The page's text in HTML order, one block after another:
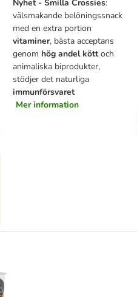
Nyhet - Smilla Crossies:
välsmakande belöningssnack
med en extra portion
vitaminer, bästa acceptans
genom hög andel köttoch
animaliska biprodukter,
stödjer det naturliga
immunförsvaret
Mer information
tandvårdsgodis